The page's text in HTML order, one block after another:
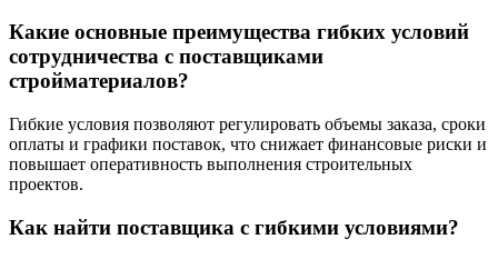
Какие основные преимущества гибких условий
сотрудничества с поставщиками
стройматериалов?
Гибкие условия позволяют регулировать объемы заказа, сроки
оплаты и графики поставок, что снижает финансовые риски и
повышает оперативность выполнения строительных
проектов.
Как найти поставщика с гибкими условиями?